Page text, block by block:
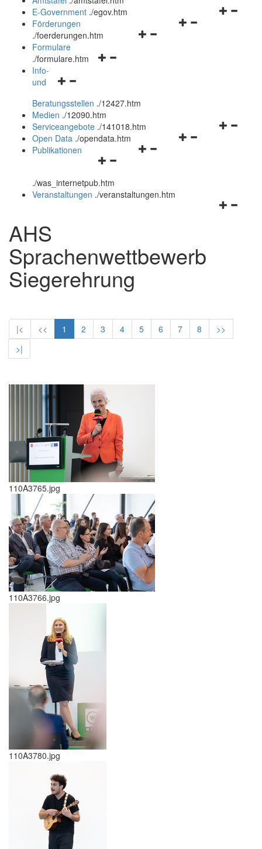
Navigationsmenü
E-Government ./egov.htm
Navigationsmenü
Förderungen
./foerderungen.htm
Navigationsmenü
Formulare
./formulare.htm
Navigationsmenü
und
schließen
Info-
und
Beratungsstellen ./12427.htm
Medien ./12090.htm
Navigationsmenü
Serviceangebote ./141018.htm
Navigationsmenü
Open Data ./opendata.htm
Navigationsmenü
und
schließen
Publikationen
./was_internetpub.htm
Veranstaltungen ./veranstaltungen.htm
AHS
Sprachenwettbewerb
Siegerehrung
|< << 1 2 3 4 5 6 7 8
>>
>|
110A3765.jpg
110A3766.jpg
110A3780.jpg